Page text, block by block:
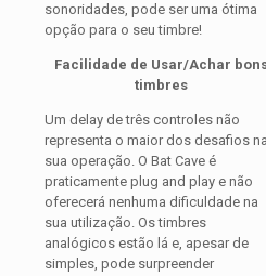
sonoridades, pode ser uma ótima
opção para o seu timbre!
Facilidade de Usar/Achar
timbres
Um delay de três controles não
representa o maior dos desafios na
sua operação. O Bat Cave é
praticamente plug and play e não
oferecerá nenhuma dificuldade na
sua utilização. Os timbres
analógicos estão lá e, apesar de
simples, pode surpreender